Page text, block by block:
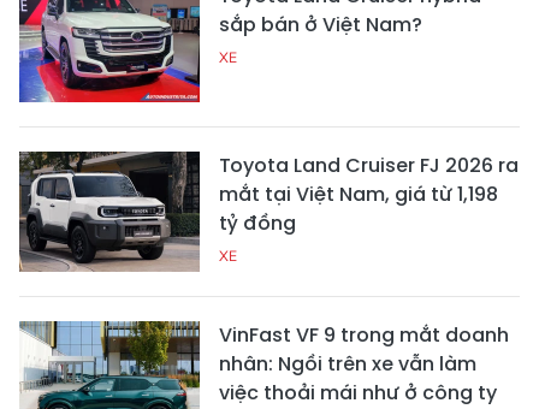
sắp bán ở Việt Nam?
XE
Toyota Land Cruiser FJ 2026 ra
mắt tại Việt Nam, giá từ 1,198
tỷ đồng
XE
VinFast VF 9 trong mắt doanh
nhân: Ngồi trên xe vẫn làm
việc thoải mái như ở công ty